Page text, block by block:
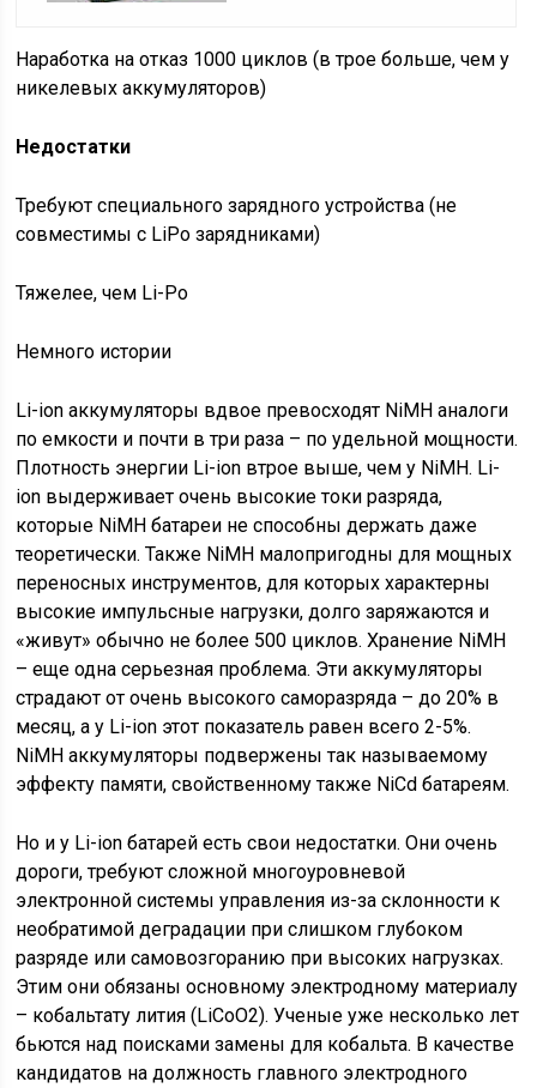
Наработка на отказ 1000 циклов (в трое больше, чем у
никелевых аккумуляторов)
Недостатки
Требуют специального зарядного устройства (не
совместимы с LiPo зарядниками)
Тяжелее, чем Li-Po
Немного истории
Li-ion аккумуляторы вдвое превосходят NiMH аналоги
по емкости и почти в три раза – по удельной мощности.
Плотность энергии Li-ion втрое выше, чем у NiMH. Li-
ion выдерживает очень высокие токи разряда,
которые NiMH батареи не способны держать даже
теоретически. Также NiMH малопригодны для мощных
переносных инструментов, для которых характерны
высокие импульсные нагрузки, долго заряжаются и
«живут» обычно не более 500 циклов. Хранение NiMH
– еще одна серьезная проблема. Эти аккумуляторы
страдают от очень высокого саморазряда – до 20% в
месяц, а у Li-ion этот показатель равен всего 2-5%.
NiMH аккумуляторы подвержены так называемому
эффекту памяти, свойственному также NiCd батареям.
Но и у Li-ion батарей есть свои недостатки. Они очень
дороги, требуют сложной многоуровневой
электронной системы управления из-за склонности к
необратимой деградации при слишком глубоком
разряде или самовозгоранию при высоких нагрузках.
Этим они обязаны основному электродному материалу
– кобальтату лития (LiCoO2). Ученые уже несколько лет
бьются над поисками замены для кобальта. В качестве
кандидатов на должность главного электродного